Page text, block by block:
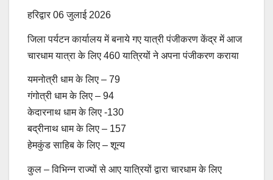
हरिद्वार 06 जुलाई 2026
जिला पर्यटन कार्यालय में बनाये गए यात्री पंजीकरण केंद्र में आज
चारधाम यात्रा के लिए 460 यात्रियों ने अपना पंजीकरण कराया
यमनोत्री धाम के लिए – 79
गंगोत्री धाम के लिए – 94
केदारनाथ धाम के लिए -130
बद्रीनाथ धाम के लिए – 157
हेमकुंड साहिब के लिए – शून्य
कुल – विभिन्न राज्यों से आए यात्रियों द्वारा चारधाम के लिए